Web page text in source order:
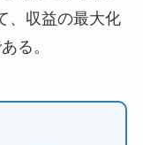
、収益の最大化
る。